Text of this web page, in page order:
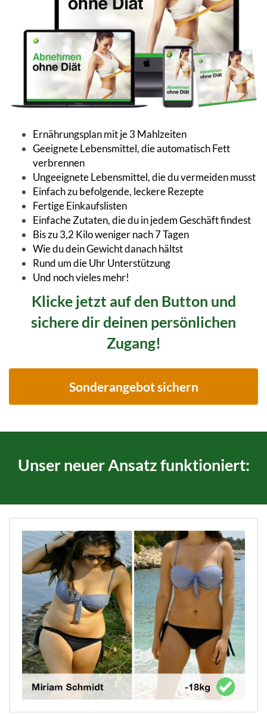
Ernährungsplan mit je 3 Mahlzeiten
Geeignete Lebensmittel, die automatisch Fett
verbrennen
Ungeeignete Lebensmittel, die du vermeiden musst
Einfach zu befolgende, leckere Rezepte
Fertige Einkaufslisten
Einfache Zutaten, die du in jedem Geschäft findest
Bis zu 3,2 Kilo weniger nach 7 Tagen
Wie du dein Gewicht danach hältst
Rund um die Uhr Unterstützung
Und noch vieles mehr!
Klicke jetzt auf den Button und
sichere dir deinen persönlichen
Zugang!
Sonderangebot sichern
Unser neuer Ansatz funktioniert: